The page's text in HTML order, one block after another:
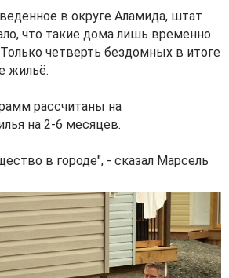
в округе Аламида, штат
что такие дома лишь временно
четверть бездомных в итоге
жильё.
рассчитаны на
на 2-6 месяцев.
в городе", - сказал Марсель